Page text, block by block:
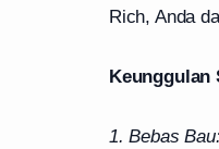
Rich, Anda
Keunggulan
1. Bebas Bau: